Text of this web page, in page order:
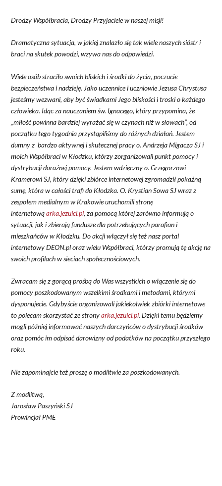
Drodzy Współbracia, Drodzy Przyjaciele w naszej misji!
Dramatyczna sytuacja, w jakiej znalazło się tak wiele naszych sióstr i
braci na skutek powodzi, wzywa nas do odpowiedzi.
Wiele osób straciło swoich bliskich i środki do życia, poczucie
bezpieczeństwa i nadzieję. Jako uczennice i uczniowie Jezusa Chrystusa
jesteśmy wezwani, aby być świadkami Jego bliskości i troski o każdego
człowieka. Idąc za nauczaniem św. Ignacego, który przypomina, że
„miłość powinna bardziej wyrażać się w czynach niż w słowach”, od
początku tego tygodnia przystąpiliśmy do różnych działań. Jestem
dumny z bardzo aktywnej i skutecznej pracy o. Andrzeja Migacza SJ i
moich Współbraci w Kłodzku, którzy zorganizowali punkt pomocy i
dystrybucji doraźnej pomocy. Jestem wdzięczny o. Grzegorzowi
Kramerowi SJ, który dzięki zbiórce internetowej zgromadził pokaźną
sumę, która w całości trafi do Kłodzka. O. Krystian Sowa SJ wraz z
zespołem medialnym w Krakowie uruchomili stronę
internetowąarka.jezuici.pl, za pomocą której zarówno informują o
sytuacji, jak i zbierają fundusze dla potrzebujących parafian i
mieszkańców w Kłodzku. Do akcji włączył się też nasz portal
internetowy DEON.pl oraz wielu Współbraci, którzy promują tę akcję na
swoich profilach w sieciach społecznościowych.
Zwracam się z gorącą prośbą do Was wszystkich o włączenie się do
pomocy poszkodowanym wszelkimi środkami i metodami, którymi
dysponujecie. Gdybyście organizowali jakiekolwiek zbiórki internetowe
to polecam skorzystać ze stronyarka.jezuici.pl. Dzięki temu będziemy
mogli później informować naszych darczyńców o dystrybucji środków
oraz pomóc im odpisać darowizny od podatków na początku przyszłego
roku.
Nie zapominajcie też proszę o modlitwie za poszkodowanych.
Z modlitwą,
Jarosław Paszyński SJ
Prowincjał PME